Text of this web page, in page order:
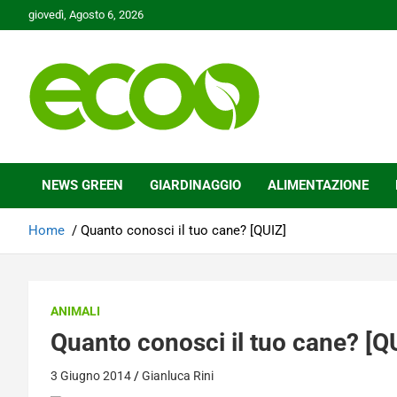
to
giovedì, Agosto 6, 2026
Ecoo.it
NEWS GREEN GIARDINAGGIO ALIMENTAZIONE
Home Quanto conosci il tuo cane? [QUIZ]
ANIMALI
Quanto conosci il tuo cane?
3 Giugno 2014 Gianluca Rini